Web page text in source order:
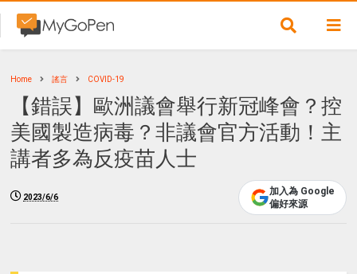
Home 謠言 COVID-19
【錯誤】歐洲議會舉行新冠峰會？控
美國製造病毒？非議會官方活動！主
講者多為反疫苗人士
2023/6/6
加入為 Google
偏好來源